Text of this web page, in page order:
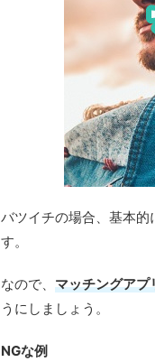
バツイチの場合、基本
す。
なので、 マッチングアプ
うにしましょう。
NGな例